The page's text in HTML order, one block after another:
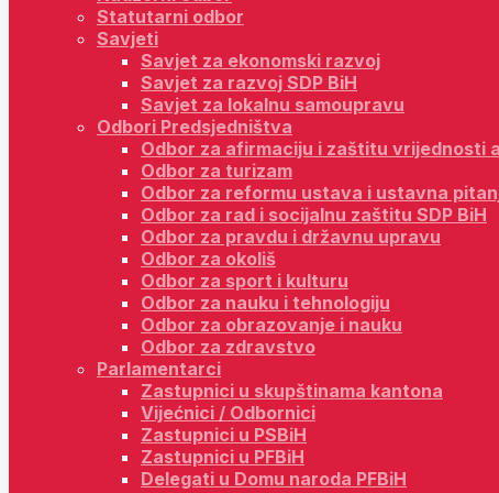
Statutarni odbor
Savjeti
Savjet za ekonomski razvoj
Savjet za razvoj SDP BiH
Savjet za lokalnu samoupravu
Odbori Predsjedništva
Odbor za afirmaciju i zaštitu vrijednosti
Odbor za turizam
Odbor za reformu ustava i ustavna
Odbor za rad i socijalnu zaštitu SDP BiH
Odbor za pravdu i državnu upravu
Odbor za okoliš
Odbor za sport i kulturu
Odbor za nauku i tehnologiju
Odbor za obrazovanje i nauku
Odbor za zdravstvo
Parlamentarci
Zastupnici u skupštinama kantona
Vijećnici / Odbornici
Zastupnici u PSBiH
Zastupnici u PFBiH
Delegati u Domu naroda PFBiH